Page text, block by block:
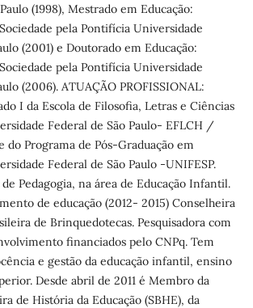
(1998), Mestrado em Educação:
pela Pontifícia Universidade
(2001) e Doutorado em Educação:
pela Pontifícia Universidade
(2006). ATUAÇÃO PROFISSIONAL:
I da Escola de Filosofia, Letras e Ciências
Federal de São Paulo- EFLCH /
do Programa de Pós-Graduação em
Federal de São Paulo -UNIFESP.
Pedagogia, na área de Educação Infantil.
de educação (2012- 2015) Conselheira
de Brinquedotecas. Pesquisadora com
financiados pelo CNPq. Tem
e gestão da educação infantil, ensino
Desde abril de 2011 é Membro da
de História da Educação (SBHE), da